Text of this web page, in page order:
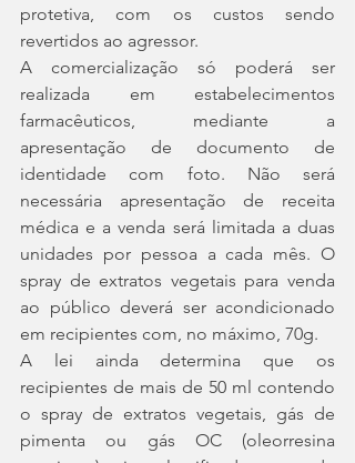
protetiva, com os custos sendo
revertidos ao agressor.
A comercialização só poderá ser
realizada em estabelecimentos
farmacêuticos, mediante a
apresentação de documento de
identidade com foto. Não será
necessária apresentação de receita
médica e a venda será limitada a duas
unidades por pessoa a cada mês. O
spray de extratos vegetais para venda
ao público deverá ser acondicionado
em recipientes com, no máximo, 70g.
A lei ainda determina que os
recipientes de mais de 50 ml contendo
o spray de extratos vegetais, gás de
pimenta ou gás OC (oleorresina